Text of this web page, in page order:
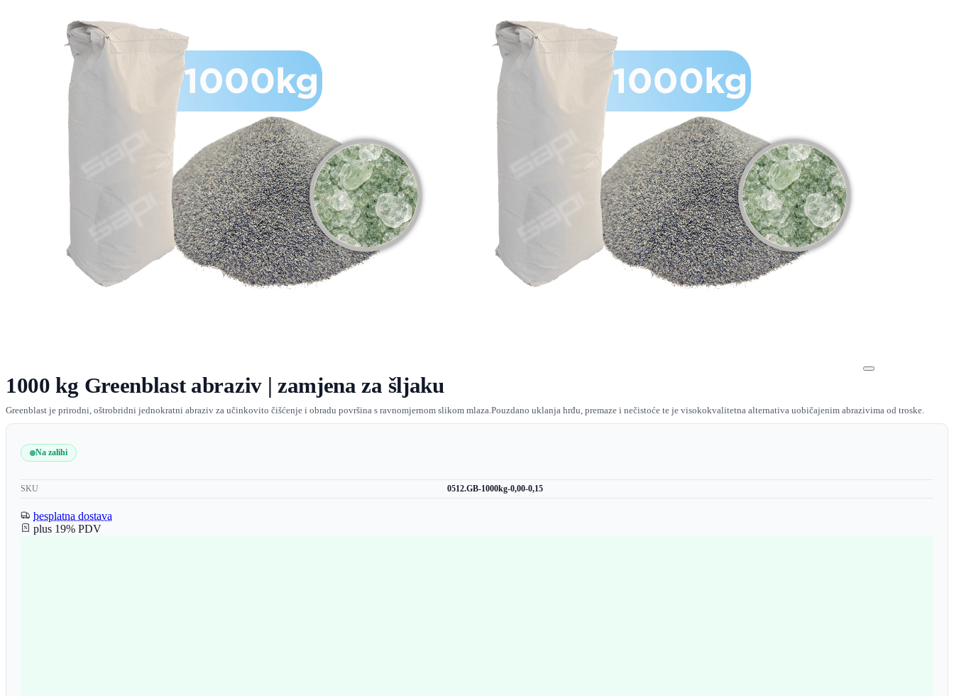
1000 kg Greenblast abraziv | zamjena za šljaku
Greenblast je prirodni, oštrobridni jednokratni abraziv za učinkovito čišćenje i obradu površina s ravnomjernom slikom mlaza.Pouzdano uklanja hrđu, premaze i nečistoće te je visokokvalitetna alternativa uobičajenim abrazivima od troske.
Na zalihi
SKU 0512.GB-1000kg-0,00-0,15
besplatna dostava
plus 19% PDV